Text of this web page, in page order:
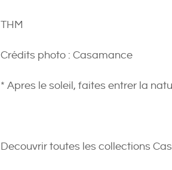
THM
Crédits photo : Casamance
* Apres le soleil, faites entrer la
Decouvrir toutes les collections